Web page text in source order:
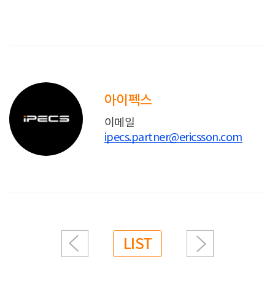
아이펙스
이메일
ipecs.partner@ericsson.com
LIST